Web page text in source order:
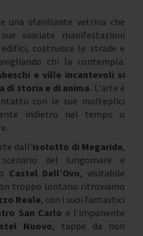
una sfavillante vetrina che
svariate manifestazioni
costruisce le strade e
chi la contempla.
e ville incantevoli si
di storia e di anima. L'arte è
con le sue molteplici
indietro nel tempo o
dall'isolotto di Megaride,
del lungomare e
Castel Dell’Ovo, visitabile
troppo lontano ritroviamo
Reale, con i suoi fantastici
San Carlo e l'imponente
Nuovo, tappe da non